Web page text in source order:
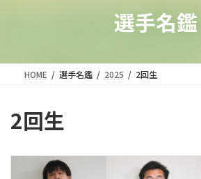
選手名鑑
HOME 選手名鑑 2025 2回生
2回生